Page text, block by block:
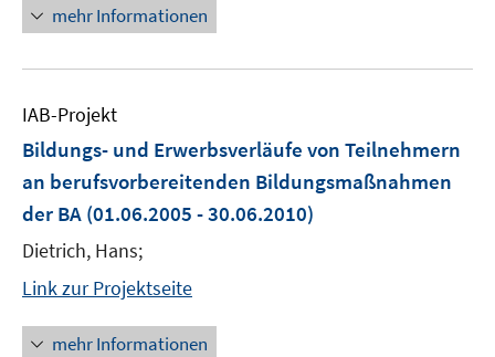
mehr Informationen
IAB-Projekt
Bildungs- und Erwerbsverläufe von Teilnehmern
an berufsvorbereitenden Bildungsmaßnahmen
der BA (01.06.2005 - 30.06.2010)
Dietrich, Hans;
Link zur Projektseite
mehr Informationen